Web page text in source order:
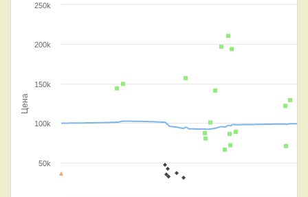
Цена
50k
100k
150k
200k
250k